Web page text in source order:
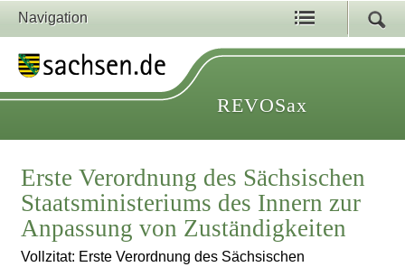
Navigation
REVOSax
Erste Verordnung des Sächsischen
Staatsministeriums des Innern zur
Anpassung von Zuständigkeiten
Vollzitat: Erste Verordnung des Sächsischen